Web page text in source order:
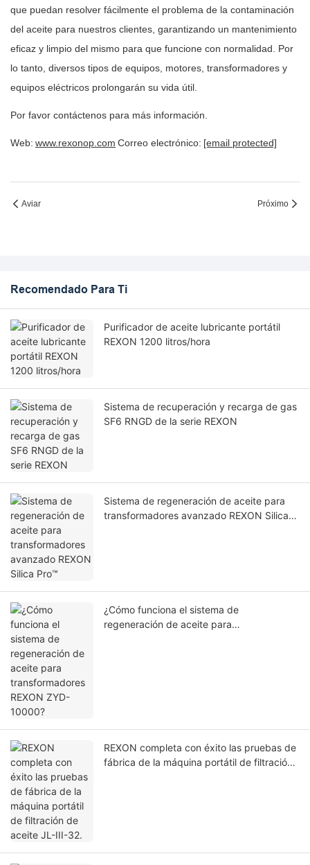
que puedan resolver fácilmente el problema de la contaminación
del aceite para nuestros clientes, garantizando un mantenimiento
eficaz y limpio del mismo para que funcione con normalidad. Por
lo tanto, diversos tipos de equipos, motores, transformadores y
equipos eléctricos prolongarán su vida útil.
Por favor contáctenos para más información.
Web: www.rexonop.com Correo electrónico: [email protected]
Aviar Próximo
Recomendado Para Ti
Purificador de aceite lubricante portátil
REXON 1200 litros/hora
Sistema de recuperación y recarga de gas
SF6 RNGD de la serie REXON
Sistema de regeneración de aceite para
transformadores avanzado REXON Silica
¿Cómo funciona el sistema de
regeneración de aceite para
REXON completa con éxito las pruebas de
fábrica de la máquina portátil de filtración